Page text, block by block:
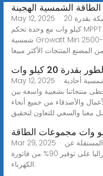
الشمسية الهجينة
May 12, 2025 · نظام طاقة شمسية مستقل عن الشبكة بقدرة 20
كيلو وات مع وحدة تحكم MPPT بقدرة 20 كيلو فولت أمبير محول طاقة
شمسية Growatt Min 2500-6000tl-xe بسعر جيد وجودة فائقة
المصنع المنتجات الأكثر مبيعا
20 كيلو وات
May 12, 2025 · مصنّعو وموردو محولات الطاقة الشمسية أحادية
تحظى منتجاتنا بشعبية واسعة بين
والأصدقاء من جميع أنحاء
معنا والسعي للتعاون لتحقيق
Mar 29, 2025 · تساعدك مجموعات الطاقة الشمسية المستقلة عن
الشبكة بقدرة 1 كيلو وات في أستراليا على توفير 90% من فاتورة
الكهرباء.